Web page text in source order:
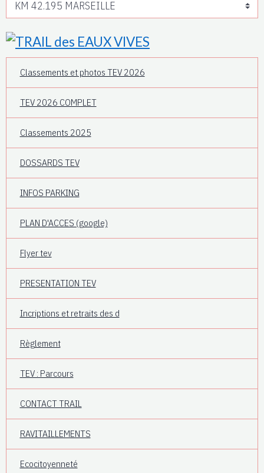
Classements et photos TEV 2026
TEV 2026 COMPLET
Classements 2025
DOSSARDS TEV
INFOS PARKING
PLAN D'ACCES (google)
Flyer tev
PRESENTATION TEV
Incriptions et retraits des d
Règlement
TEV : Parcours
CONTACT TRAIL
RAVITAILLEMENTS
Ecocitoyenneté